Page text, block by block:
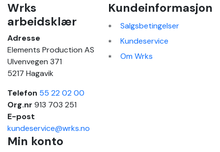
Wrks
arbeidsklær
Adresse
Elements Production AS
Ulvenvegen 371
5217 Hagavik
Telefon 55 22 02 00
Org.nr 913 703 251
E-post
kundeservice@wrks.no
Kundeinformasjon
Salgsbetingelser
Kundeservice
Om Wrks
Min konto